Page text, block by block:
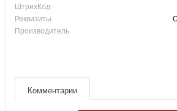
ШтрихКод
Реквизиты
Производитель
Комментарии